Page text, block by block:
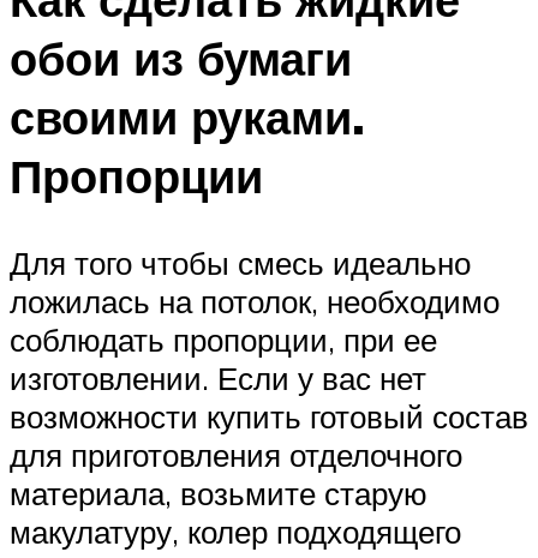
обои из бумаги
своими руками.
Пропорции
Для того чтобы смесь идеально
ложилась на потолок, необходимо
соблюдать пропорции, при ее
изготовлении. Если у вас нет
возможности купить готовый состав
для приготовления отделочного
материала, возьмите старую
макулатуру, колер подходящего